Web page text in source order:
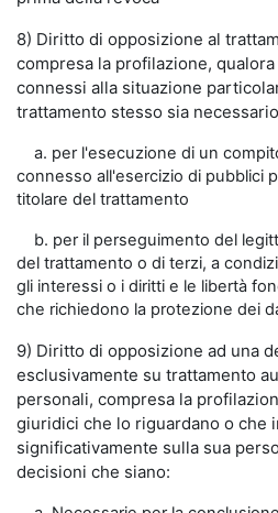
8) Diritto di opposizione al
compresa la profilazione,
connessi alla situazione
trattamento stesso sia
a. per l'esecuzione di un
connesso all'esercizio di pubblici
titolare del trattamento
b. per il perseguimento del
del trattamento o di terzi, a
gli interessi o i diritti e le libertà
che richiedono la protezione dei
9) Diritto di opposizione ad una
esclusivamente su trattamento
personali, compresa la
giuridici che lo riguardano o che
significativamente sulla sua
decisioni che siano: